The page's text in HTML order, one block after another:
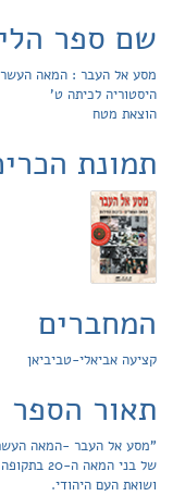
שם ספר
מסע אל העבר : המאה
היסטוריה לכיתה ט'
הוצאת מטח
תמונת
המחברים
קציעה אביאלי-טביביאן
תאור הספר
"מסע אל העבר -המאה
של בני
ושואת העם היהודי.